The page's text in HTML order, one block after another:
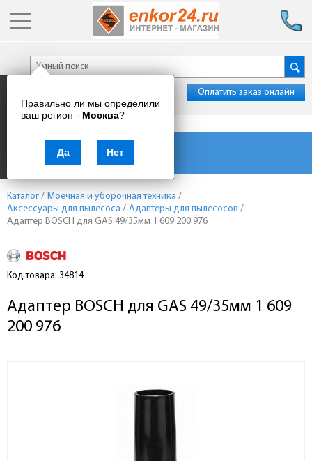
Правильно ли мы определили
ваш регион - Москва?
Да Нет
Оплатить заказ онлайн
Каталог товаров
Каталог / Моечная и уборочная техника /
Аксессуары для пылесоса / Адаптеры для пылесосов /
Адаптер BOSCH для GAS 49/35мм 1 609 200 976
Код товара: 34814
Адаптер BOSCH для GAS 49/35мм 1 609
200 976